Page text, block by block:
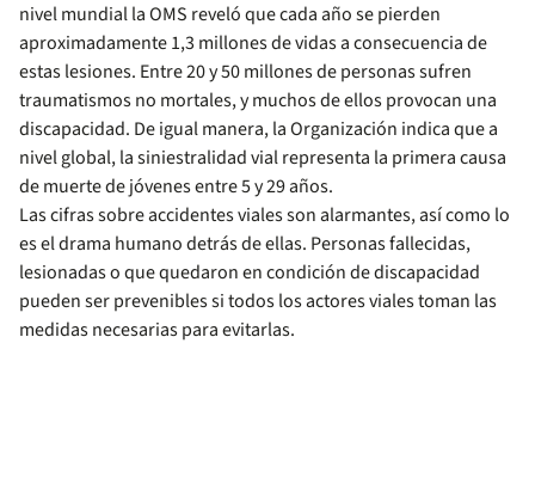
nivel mundial la OMS reveló que cada año se pierden
aproximadamente 1,3 millones de vidas a consecuencia de
estas lesiones. Entre 20 y 50 millones de personas sufren
traumatismos no mortales, y muchos de ellos provocan una
discapacidad. De igual manera, la Organización indica que a
nivel global, la siniestralidad vial representa la primera causa
de muerte de jóvenes entre 5 y 29 años.
Las cifras sobre accidentes viales son alarmantes, así como lo
es el drama humano detrás de ellas. Personas fallecidas,
lesionadas o que quedaron en condición de discapacidad
pueden ser prevenibles si todos los actores viales toman las
medidas necesarias para evitarlas.